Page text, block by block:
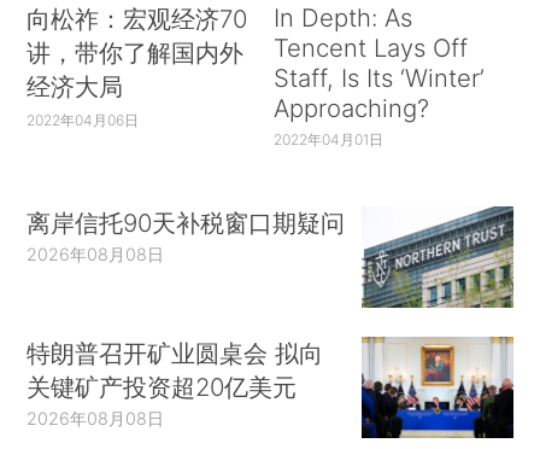
向松祚：宏观经济70
讲，带你了解国内外
经济大局
2022年04月06日
In Depth: As
Tencent Lays Off
Staff, Is Its ‘Winter’
Approaching?
2022年04月01日
离岸信托90天补税窗口期疑问
2026年08月08日
特朗普召开矿业圆桌会 拟向
关键矿产投资超20亿美元
2026年08月08日